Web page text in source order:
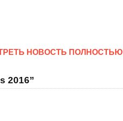
НОВОСТЬ ПОЛНОСТЬЮ
2016”